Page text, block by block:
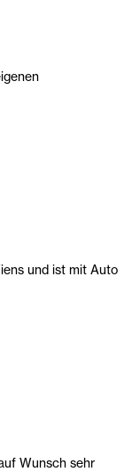
und ist mit Auto
Wunsch sehr